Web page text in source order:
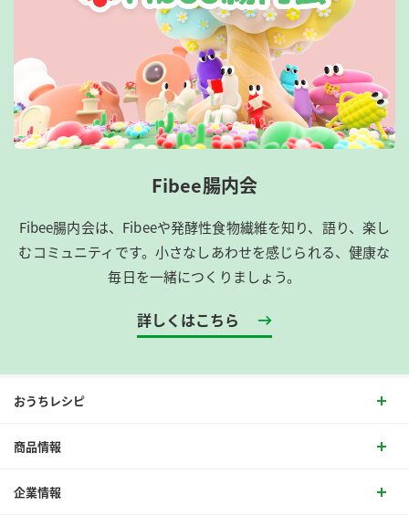
Fibee腸内会
Fibee腸内会は、​Fibeeや発酵性食物繊維を知り、語り、楽し
むコミュニティです。​小さなしあわせを感じられる、健康な
毎日を一緒につくりましょう。
詳しくはこちら
おうちレシピ
商品情報
企業情報